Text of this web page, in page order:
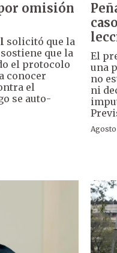
omisión
solicitó que la
que la
el protocolo
conocer
el
se auto-
El
una
no
ni
Agosto